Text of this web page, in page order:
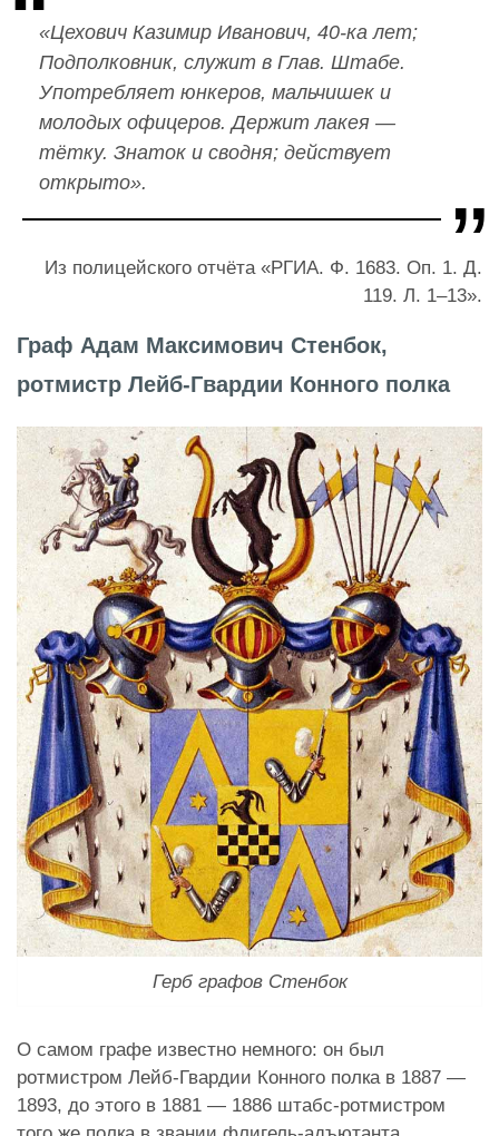
«Цехович Казимир Иванович, 40-ка лет;
Подполковник, служит в Глав. Штабе.
Употребляет юнкеров, мальчишек и
молодых офицеров. Держит лакея —
тётку. Знаток и сводня; действует
открыто».
Из полицейского отчёта «РГИА. Ф. 1683. Оп. 1. Д.
119. Л. 1–13».
Граф Адам Максимович Стенбок,
ротмистр Лейб-Гвардии Конного полка
Герб графов Стенбок
О самом графе известно немного: он был
ротмистром Лейб-Гвардии Конного полка в 1887 —
1893, до этого в 1881 — 1886 штабс-ротмистром